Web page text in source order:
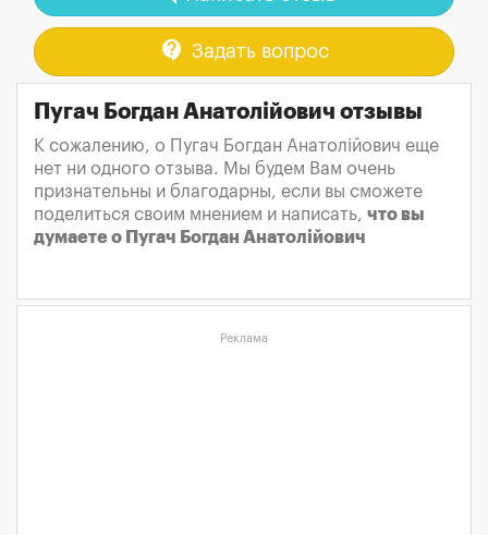
contact_support Задать вопрос
Пугач Богдан Анатолійович отзывы
К сожалению, о Пугач Богдан Анатолійович еще
нет ни одного отзыва. Мы будем Вам очень
признательны и благодарны, если вы сможете
поделиться своим мнением и написать, что вы
думаете о Пугач Богдан Анатолійович
Реклама